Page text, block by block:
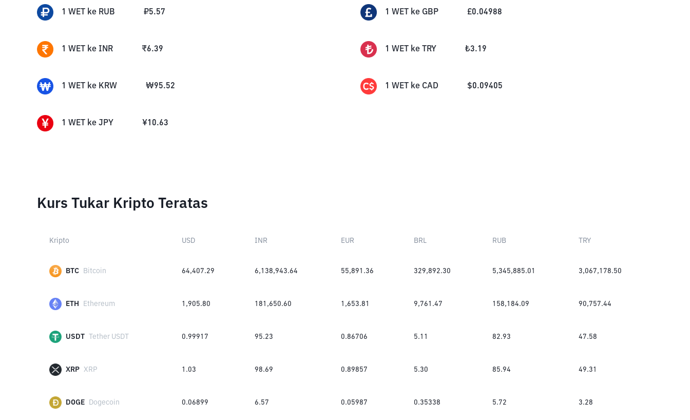
1 WET ke RUB ₽5.57 1 WET ke GBP £0.04988
1 WET ke INR ₹6.39 1 WET ke TRY ₺3.19
1 WET ke KRW ₩95.52 1 WET ke CAD $0.09405
1 WET ke JPY ¥10.63
Kurs Tukar Kripto Teratas
Kripto USD INR EUR BRL RUB TRY
BTC Bitcoin 64,407.29 6,138,943.64 55,891.36 329,892.30 5,345,885.01 3,067,178.50
ETH Ethereum 1,905.80 181,650.60 1,653.81 9,761.47 158,184.09 90,757.44
USDT Tether USDT 0.99917 95.23 0.86706 5.11 82.93 47.58
XRP XRP 1.03 98.69 0.89857 5.30 85.94 49.31
DOGE Dogecoin 0.06899 6.57 0.05987 0.35338 5.72 3.28